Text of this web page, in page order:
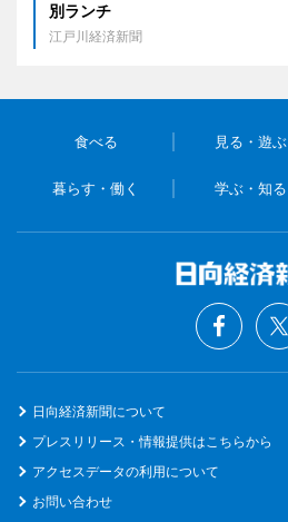
別ランチ
江戸川経済新聞
食べる 見る・遊ぶ
暮らす・働く 学ぶ・知る
日向経済新聞について
プレスリリース・情報提供はこちらから
アクセスデータの利用について
お問い合わせ